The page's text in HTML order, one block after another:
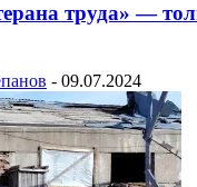
труда» —
- 09.07.2024